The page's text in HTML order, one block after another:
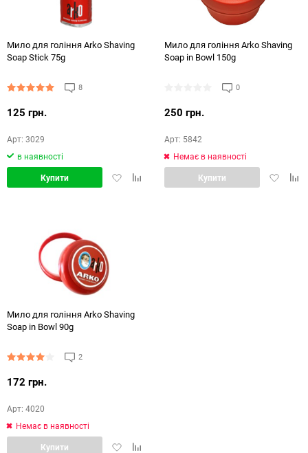
72
Мило для гоління Arko Shaving
Soap Stick 75g
8
125 грн.
Арт: 3029
в наявності
ДодатиДодати
Купити
Мило для гоління Arko Shaving
Soap in Bowl 150g
0
250 грн.
Арт: 5842
Немає в наявності
Додати
Купити
Мило для гоління Arko Shaving
Soap in Bowl 90g
2
172 грн.
Арт: 4020
Немає в наявності
ДодатиДодати
Купити